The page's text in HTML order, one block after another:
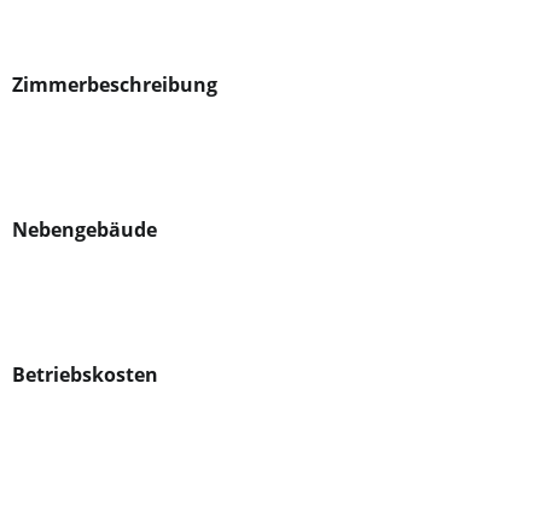
Zimmerbeschreibung
Nebengebäude
Betriebskosten